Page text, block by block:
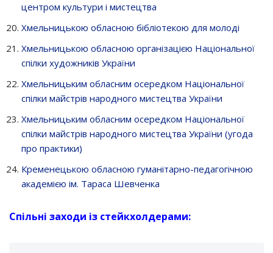
центром культури і мистецтва
Хмельницькою обласною бібліотекою для молоді
Хмельницькою обласною організацією Національної
спілки художників України
Хмельницьким обласним осередком Національної
спілки майстрів народного мистецтва України
Хмельницьким обласним осередком Національної
спілки майстрів народного мистецтва України (угода
про практики)
Кременецькою обласною гуманітарно-педагогічною
академією ім. Тараса Шевченка
Спільні заходи із стейкхолдерами: